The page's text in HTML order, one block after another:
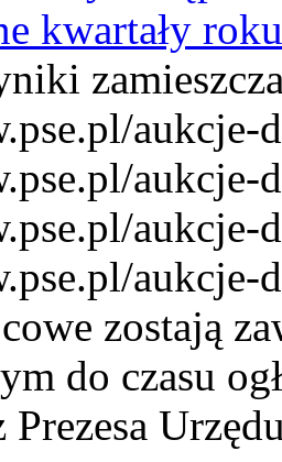
kwartały
aukcje-
aukcje-
aukcje-
aukcje-
zostają
do czasu
Prezesa